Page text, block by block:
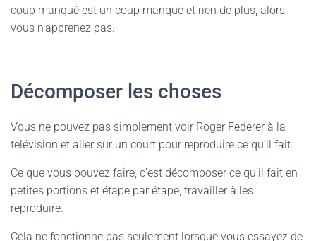
coup manqué est un coup manqué et rien de plus, alors
vous n’apprenez pas.
Décomposer les choses
Vous ne pouvez pas simplement voir Roger Federer à la
télévision et aller sur un court pour reproduire ce qu’il fait.
Ce que vous pouvez faire, c’est décomposer ce qu’il fait en
petites portions et étape par étape, travailler à les
reproduire.
Cela ne fonctionne pas seulement lorsque vous essayez de